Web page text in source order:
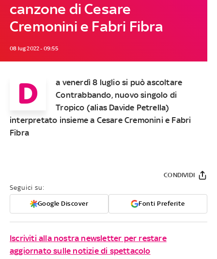
canzone di Cesare
Cremonini e Fabri Fibra
08 lug 2022 - 09:55
D
a venerdì 8 luglio si può ascoltare
Contrabbando, nuovo singolo di
Tropico (alias Davide Petrella)
interpretato insieme a Cesare Cremonini e Fabri
Fibra
Seguici su:
Google Discover Fonti Preferite
CONDIVIDI
Iscriviti alla nostra newsletter per restare
aggiornato sulle notizie di spettacolo